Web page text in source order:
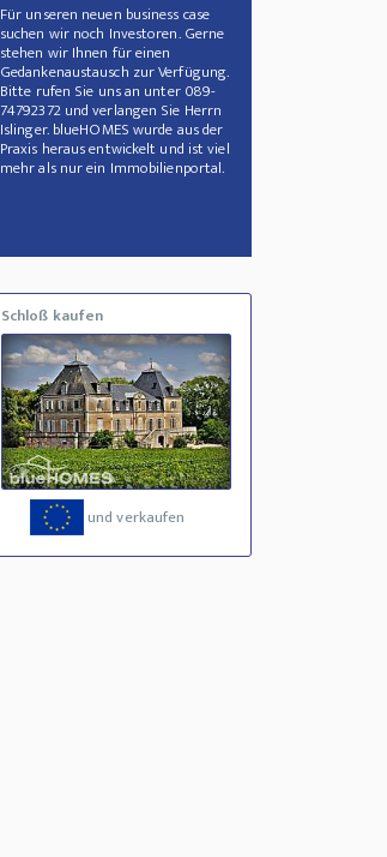
Für unseren neuen business case
suchen wir noch Investoren. Gerne
stehen wir Ihnen für einen
Gedankenaustausch zur Verfügung.
Bitte rufen Sie uns an unter 089-
74792372 und verlangen Sie Herrn
Islinger. blueHOMES wurde aus der
Praxis heraus entwickelt und ist viel
mehr als nur ein Immobilienportal.
Schloß kaufen
und verkaufen